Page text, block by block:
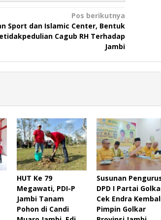
Pos berikutnya
Sport dan Islamic Center, Bentuk
Cagub RH Terhadap
Jambi
HUT Ke 79
Megawati, PDI-P
Jambi Tanam
Pohon di Candi
Susunan
DPD I Partai
Cek Endra
Pimpin Golkar